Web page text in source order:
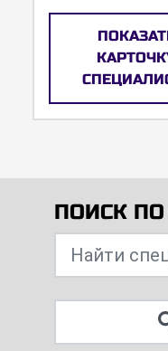
ПОИСК